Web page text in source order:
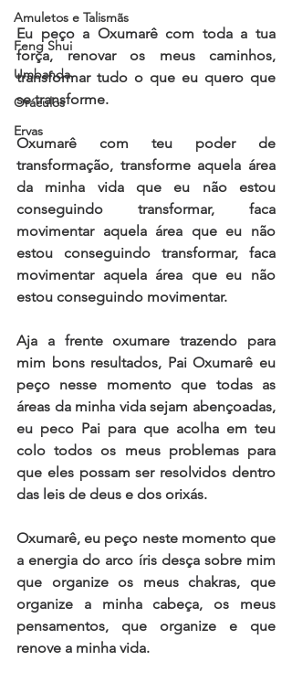
Amuletos e Talismãs
Feng Shui
Umbanda
Oráculos
Ervas
Eu peço a Oxumarê com toda a tua
força, renovar os meus caminhos,
transformar tudo o que eu quero que
se transforme.
Oxumarê com teu poder de
transformação, transforme aquela área
da minha vida que eu não estou
conseguindo transformar, faca
movimentar aquela área que eu não
estou conseguindo transformar, faca
movimentar aquela área que eu não
estou conseguindo movimentar.
Aja a frente oxumare trazendo para
mim bons resultados, Pai Oxumarê eu
peço nesse momento que todas as
áreas da minha vida sejam abençoadas,
eu peco Pai para que acolha em teu
colo todos os meus problemas para
que eles possam ser resolvidos dentro
das leis de deus e dos orixás.
Oxumarê, eu peço neste momento que
a energia do arco íris desça sobre mim
que organize os meus chakras, que
organize a minha cabeça, os meus
pensamentos, que organize e que
renove a minha vida.